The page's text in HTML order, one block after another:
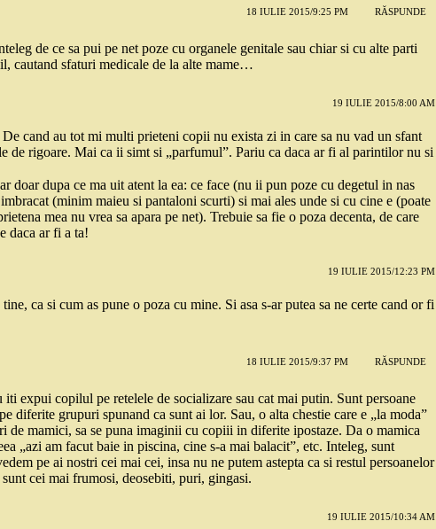
18 IULIE 2015/9:25 PM RĂSPUNDE
de ce sa pui pe net poze cu organele genitale sau chiar si cu alte parti
cautand sfaturi medicale de la alte mame…
19 IULIE 2015/8:00 AM
cand au tot mi multi prieteni copii nu exista zi in care sa nu vad un sfant
de rigoare. Mai ca ii simt si „parfumul”. Pariu ca daca ar fi al parintilor nu si
doar dupa ce ma uit atent la ea: ce face (nu ii pun poze cu degetul in nas
(minim maieu si pantaloni scurti) si mai ales unde si cu cine e (poate
mea nu vrea sa apara pe net). Trebuie sa fie o poza decenta, de care
daca ar fi a ta!
19 IULIE 2015/12:23 PM
ca si cum as pune o poza cu mine. Si asa s-ar putea sa ne certe cand or fi
18 IULIE 2015/9:37 PM RĂSPUNDE
expui copilul pe retelele de socializare sau cat mai putin. Sunt persoane
diferite grupuri spunand ca sunt ai lor. Sau, o alta chestie care e „la moda”
de mamici, sa se puna imaginii cu copiii in diferite ipostaze. Da o mamica
„azi am facut baie in piscina, cine s-a mai balacit”, etc. Inteleg, sunt
pe ai nostri cei mai cei, insa nu ne putem astepta ca si restul persoanelor
cei mai frumosi, deosebiti, puri, gingasi.
19 IULIE 2015/10:34 AM